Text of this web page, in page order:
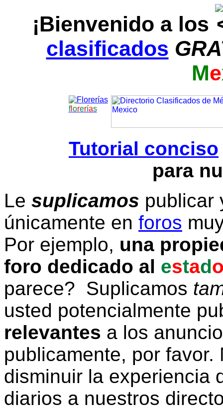
¡Bienvenido a los
clasificados
Me
florerías
Tutorial conciso
para
Le suplicamos publicar
únicamente en foros
Por ejemplo, una
foro dedicado al estad
parece? Suplicamos
usted potencialmente
relevantes a los
publicamente, por
disminuir la experiencia
diarios a nuestros